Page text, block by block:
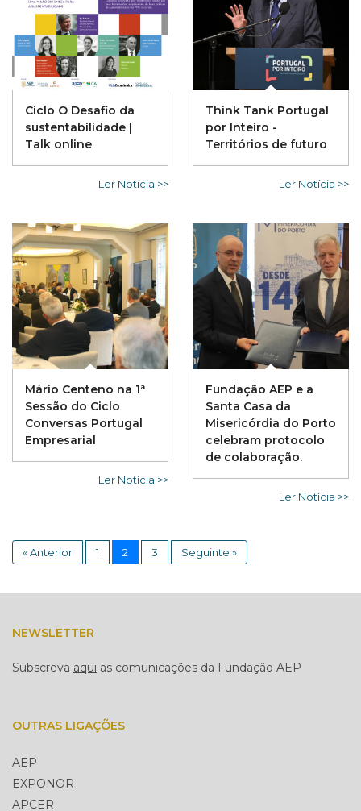
Ciclo O Desafio da
sustentabilidade |
Talk online
Ler Notícia >>
Think Tank Portugal
por Inteiro -
Territórios de futuro
Ler Notícia >>
Mário Centeno na 1ª
Sessão do Ciclo
Conversas Portugal
Empresarial
Ler Notícia >>
Fundação AEP e a
Santa Casa da
Misericórdia do Porto
celebram protocolo
de colaboração.
Ler Notícia >>
« Anterior 1 2 3 Seguinte »
NEWSLETTER
Subscreva aqui as comunicações da Fundação AEP
OUTRAS LIGAÇÕES
AEP
EXPONOR
APCER